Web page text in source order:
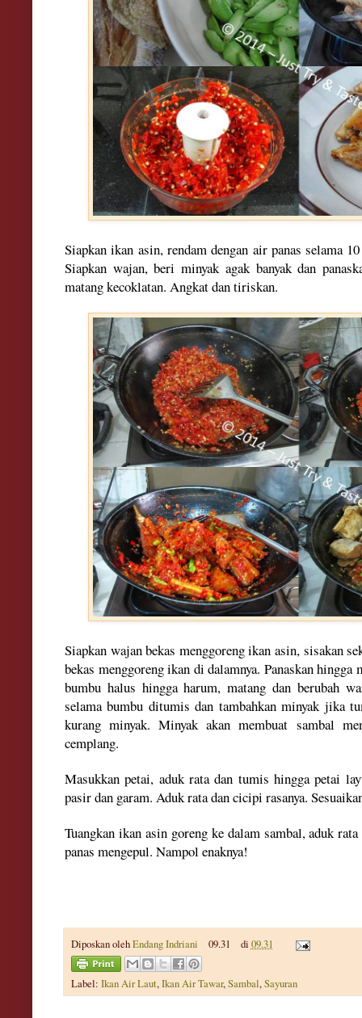
Siapkan ikan asin, rendamdengan air panas selama
Siapkan wajan, beri minyak agak banyakdan
matang kecoklatan. Angkat dan tiriskan.
Siapkan wajanbekas menggoreng ikan asin, sisakan
bekas menggoreng ikan di dalamnya. Panaskan hingga
bumbu halus hingga harum,matang dan berubah
selama bumbu ditumis dan tambahkan minyak jika
kurang minyak. Minyak akan membuat sambal
cemplang.
Masukkan petai, aduk rata dan tumis hingga petai
pasir dan garam. Aduk rata dan cicipi rasanya.
Tuangkan ikan asin goreng ke dalam sambal, aduk rata
panas mengepul. Nampol enaknya!
Diposkan olehEndang Indriani 09.31 di 09.31
Label: Ikan Air Laut,Ikan Air Tawar,Sambal,Sayuran